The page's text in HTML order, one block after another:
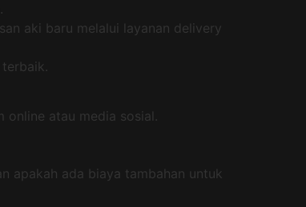
aki baru melalui layanan delivery
online atau media sosial.
apakah ada biaya tambahan untuk